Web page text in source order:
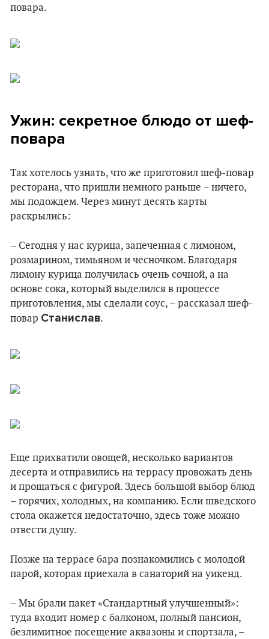
повара.
Ужин: секретное блюдо от шеф-
повара
Так хотелось узнать, что же приготовил шеф-повар
ресторана, что пришли немного раньше – ничего,
мы подождем. Через минут десять карты
раскрылись:
– Сегодня у нас курица, запеченная с лимоном,
розмарином, тимьяном и чесночком. Благодаря
лимону курица получилась очень сочной, а на
основе сока, который выделился в процессе
приготовления, мы сделали соус, – рассказал шеф-
повар Станислав.
Еще прихватили овощей, несколько вариантов
десерта и отправились на террасу провожать день
и прощаться с фигурой. Здесь большой выбор блюд
– горячих, холодных, на компанию. Если шведского
стола окажется недостаточно, здесь тоже можно
отвести душу.
Позже на террасе бара познакомились с молодой
парой, которая приехала в санаторий на уикенд.
– Мы брали пакет «Стандартный улучшенный»:
туда входит номер с балконом, полный пансион,
безлимитное посещение аквазоны и спортзала, –